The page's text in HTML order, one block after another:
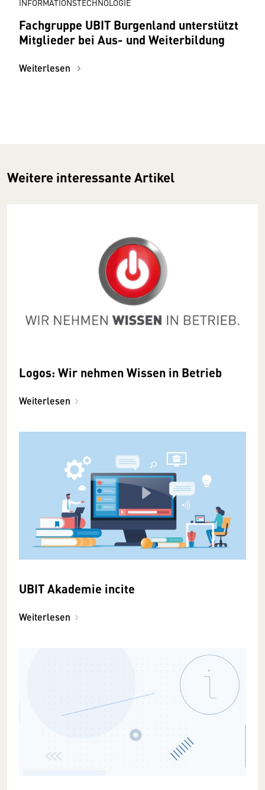
Fachgruppe UBIT Burgenland unterstützt
Mitglieder bei Aus- und Weiterbildung
Weiterlesen
Weitere interessante Artikel
Logos: Wir nehmen Wissen in Betrieb
Weiterlesen
UBIT Akademie incite
Weiterlesen